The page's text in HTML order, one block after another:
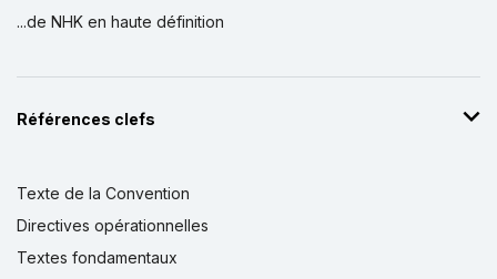
...de NHK en haute définition
Références clefs
Texte de la Convention
Directives opérationnelles
Textes fondamentaux